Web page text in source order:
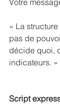
« La
pas de
décide quoi,
indicateurs. »
Script